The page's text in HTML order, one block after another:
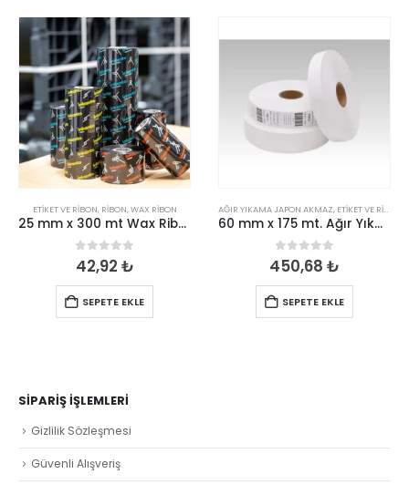
ETIKET VE RIBON, RIBON,WAX RIBON
25 mm x 300 mt Wax Ribon
0out of 5
42,92 ₺
SEPETE EKLE
AĞIR YIKAMA JAPON AKMAZ, ETIKET VE RIBON
60 mm x 175 mt. Ağır Yıkama Japon Akmaz
0out of 5
450,68 ₺
SEPETE EKLE
SIPARIŞ İŞLEMLERI
Gizlilik Sözleşmesi
Güvenli Alışveriş